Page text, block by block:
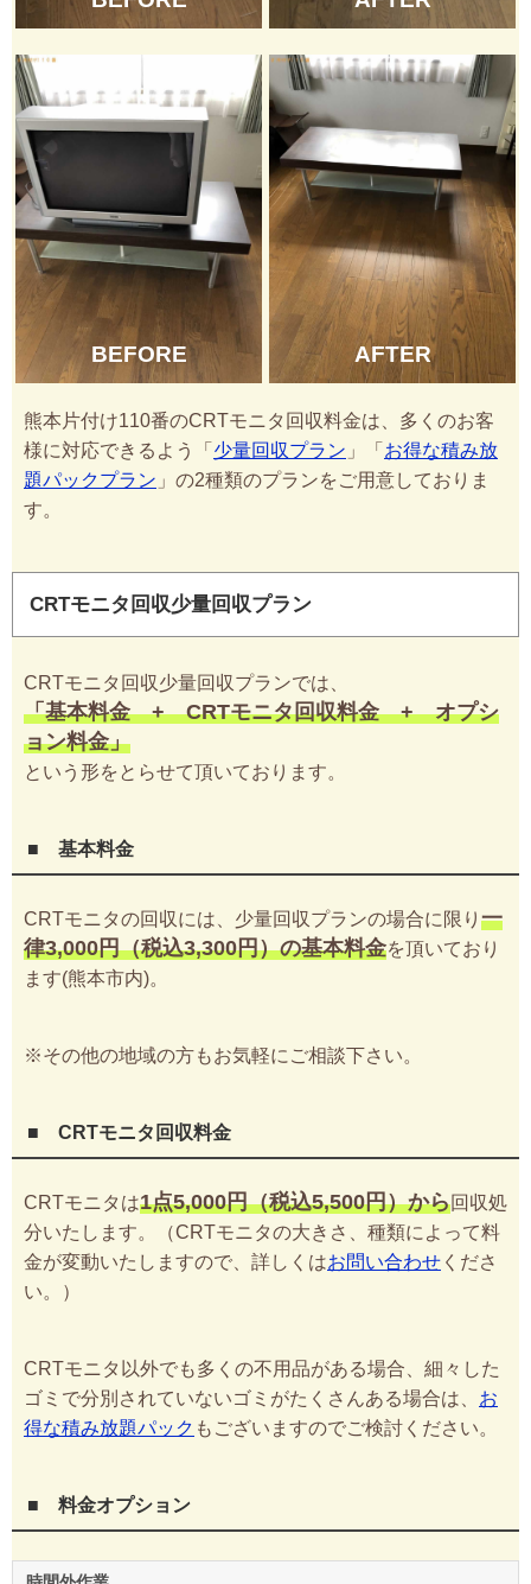
BEFORE AFTER
熊本片付け110番のCRTモニタ回収料金は、多くのお客
様に対応できるよう「 少量回収プラン 」「 お得な積み放
題パックプラン 」の2種類のプランをご用意しておりま
す。
CRTモニタ回収少量回収プラン
CRTモニタ回収少量回収プランでは、
「基本料金 + CRTモニタ回収料金 + オプシ
ョン料金」
という形をとらせて頂いております。
■ 基本料金
CRTモニタの回収には、少量回収プランの場合に限り 一
律3,000円（税込3,300円）の基本料金を頂いており
ます(熊本市内)。
※その他の地域の方もお気軽にご相談下さい。
■ CRTモニタ回収料金
CRTモニタは1点5,000円（税込5,500円）から回収処
分いたします。（CRTモニタの大きさ、種類によって料
金が変動いたしますので、詳しくはお問い合わせ くださ
い。）
CRTモニタ以外でも多くの不用品がある場合、細々した
ゴミで分別されていないゴミがたくさんある場合は、 お
得な積み放題パック もございますのでご検討ください。
■ 料金オプション